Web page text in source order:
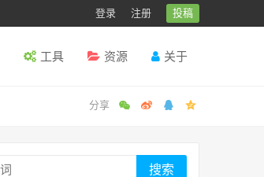
登录 注册 投稿
工具 资源 关于
搜索